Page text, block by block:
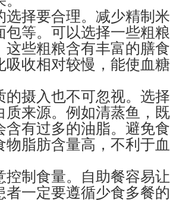
选择要合理。减少精制
包等。可以选择一些粗
这些粗粮含有丰富的膳
吸收相对较慢，能使血
的摄入也不可忽视。选
质来源。例如清蒸鱼，
含有过多的油脂。避免
物脂肪含量高，不利于
控制食量。自助餐容易
者一定要遵循少食多餐